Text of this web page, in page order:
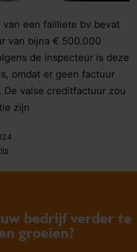
van een failliete bv bevat
van bijna € 500.000
de inspecteur is deze
omdat er geen factuur
De valse creditfactuur zou
zijn
bedrijf verder te
groeien?